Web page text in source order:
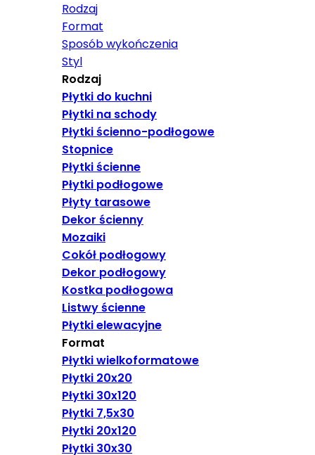
Rodzaj
Format
Sposób wykończenia
Styl
Rodzaj
Płytki do kuchni
Płytki na schody
Płytki ścienno-podłogowe
Stopnice
Płytki ścienne
Płytki podłogowe
Płyty tarasowe
Dekor ścienny
Mozaiki
Cokół podłogowy
Dekor podłogowy
Kostka podłogowa
Listwy ścienne
Płytki elewacyjne
Format
Płytki wielkoformatowe
Płytki 20x20
Płytki 30x120
Płytki 7,5x30
Płytki 20x120
Płytki 30x30